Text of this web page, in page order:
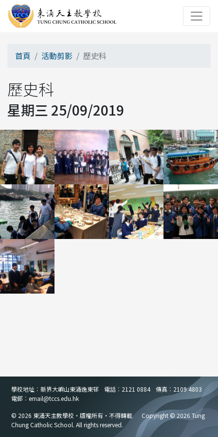
首頁 活動剪影 歷史科
歷史科
星期三 25/09/2019
學校地址︰新界大嶼山東涌逸東邨 電話︰2121 0884
傳真︰2109 4803
電郵︰email@tccs.edu.hk
© 2026 東涌天主教學校・版權所有・不得轉載
Copyright © 2026 Tung
Chung Catholic School. All rights reserved.